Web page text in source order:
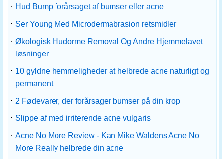
· Hud Bump forårsaget af bumser eller acne
· Ser Young Med Microdermabrasion retsmidler
· Økologisk Hudorme Removal Og Andre Hjemmelavet
løsninger
· 10 gyldne hemmeligheder at helbrede acne naturligt og
permanent
· 2 Fødevarer, der forårsager bumser på din krop
· Slippe af med irriterende acne vulgaris
· Acne No More Review - Kan Mike Waldens Acne No
More Really helbrede din acne